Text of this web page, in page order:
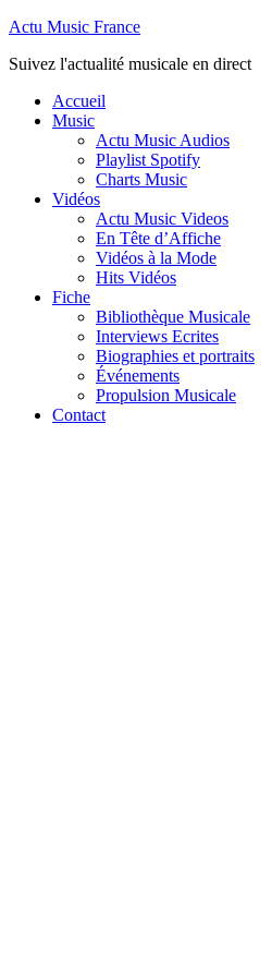
Actu Music France
Suivez l'actualité musicale en direct
Accueil
Music
Actu Music Audios
Playlist Spotify
Charts Music
Vidéos
Actu Music Videos
En Tête d’Affiche
Vidéos à la Mode
Hits Vidéos
Fiche
Bibliothèque Musicale
Interviews Ecrites
Biographies et portraits
Événements
Propulsion Musicale
Contact